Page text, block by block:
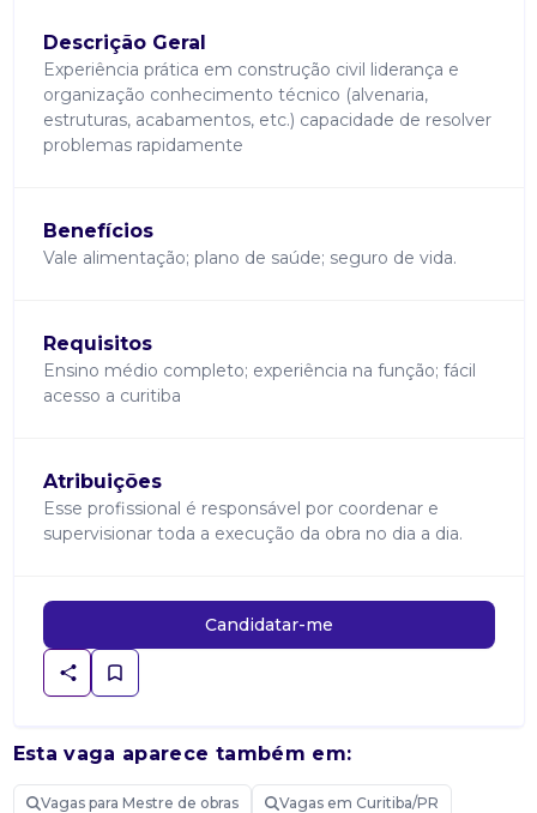
Descrição Geral
Experiência prática em construção civil liderança e
organização conhecimento técnico (alvenaria,
estruturas, acabamentos, etc.) capacidade de resolver
problemas rapidamente
Benefícios
Vale alimentação; plano de saúde; seguro de vida.
Requisitos
Ensino médio completo; experiência na função; fácil
acesso a curitiba
Atribuições
Esse profissional é responsável por coordenar e
supervisionar toda a execução da obra no dia a dia.
Candidatar-me
Esta vaga aparece também em:
Vagas para Mestre de obras Vagas em Curitiba/PR